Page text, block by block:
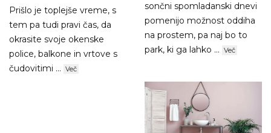
Prišlo je toplejše vreme, s
tem pa tudi pravi čas, da
okrasite svoje okenske
police, balkone in vrtove s
čudovitimi ... Več
sončni spomladanski dnevi
pomenijo možnost oddiha
na prostem, pa naj bo to
park, ki ga lahko ... Več